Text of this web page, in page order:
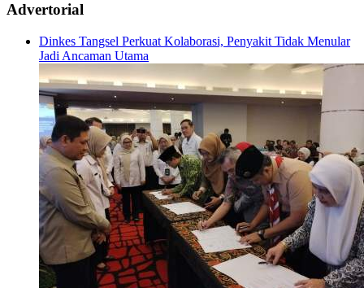
Advertorial
Dinkes Tangsel Perkuat Kolaborasi, Penyakit Tidak Menular
Jadi Ancaman Utama